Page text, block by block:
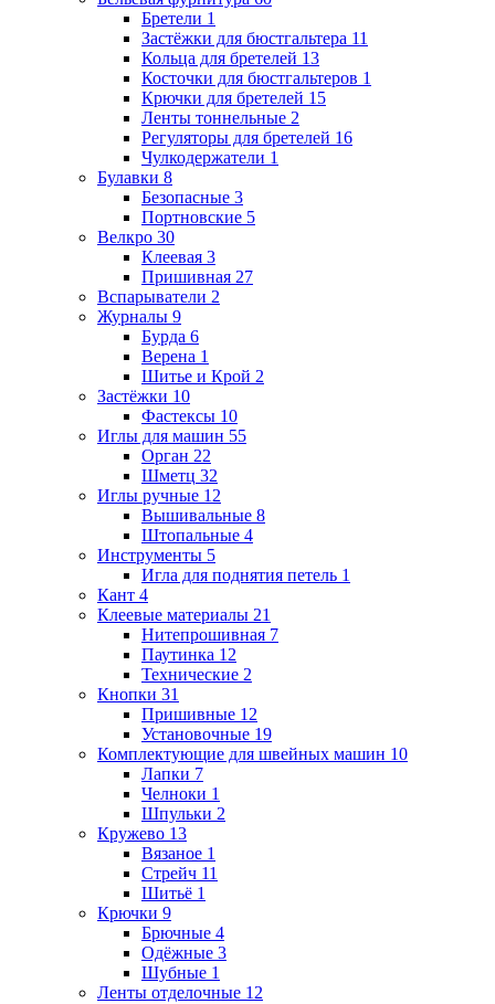
Бретели 1
Застёжки для бюстгальтера 11
Кольца для бретелей 13
Косточки для бюстгальтеров 1
Крючки для бретелей 15
Ленты тоннельные 2
Регуляторы для бретелей 16
Чулкодержатели 1
Булавки 8
Безопасные 3
Портновские 5
Велкро 30
Клеевая 3
Пришивная 27
Вспарыватели 2
Журналы 9
Бурда 6
Верена 1
Шитье и Крой 2
Застёжки 10
Фастексы 10
Иглы для машин 55
Орган 22
Шметц 32
Иглы ручные 12
Вышивальные 8
Штопальные 4
Инструменты 5
Игла для поднятия петель 1
Кант 4
Клеевые материалы 21
Нитепрошивная 7
Паутинка 12
Технические 2
Кнопки 31
Пришивные 12
Установочные 19
Комплектующие для швейных машин 10
Лапки 7
Челноки 1
Шпульки 2
Кружево 13
Вязаное 1
Стрейч 11
Шитьё 1
Крючки 9
Брючные 4
Одёжные 3
Шубные 1
Ленты отделочные 12